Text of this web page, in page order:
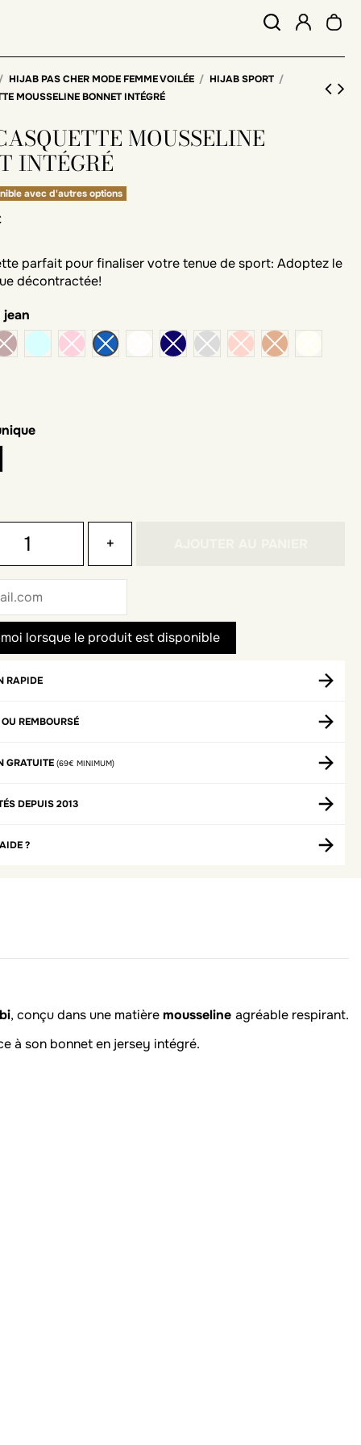
HIJAB PAS CHER MODE FEMME VOILÉE
HIJAB SPORT
MOUSSELINE BONNET INTÉGRÉ
MOUSSELINE
INTÉGRÉ
avec d'autres options
parfait pour finaliser votre tenue de sport: Adoptez le
décontractée!
jean
vert d'eau
+
RAPIDE
REMBOURSÉ
GRATUITE (69€ MINIMUM)
DEPUIS 2013
?
, conçu dans une matièremousseline agréable respirant.
à son bonnet en jersey intégré.